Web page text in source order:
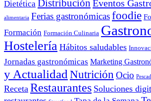
Dietética Distribución Eventos
alimentaria Ferias gastronómicasfoodie
Formación Formación Culinaria
Hostelería Hábitos saludables
Jornadas gastronómicas Marketing
y Actualidad Nutrición Ocio
Receta Restaurantes Soluciones